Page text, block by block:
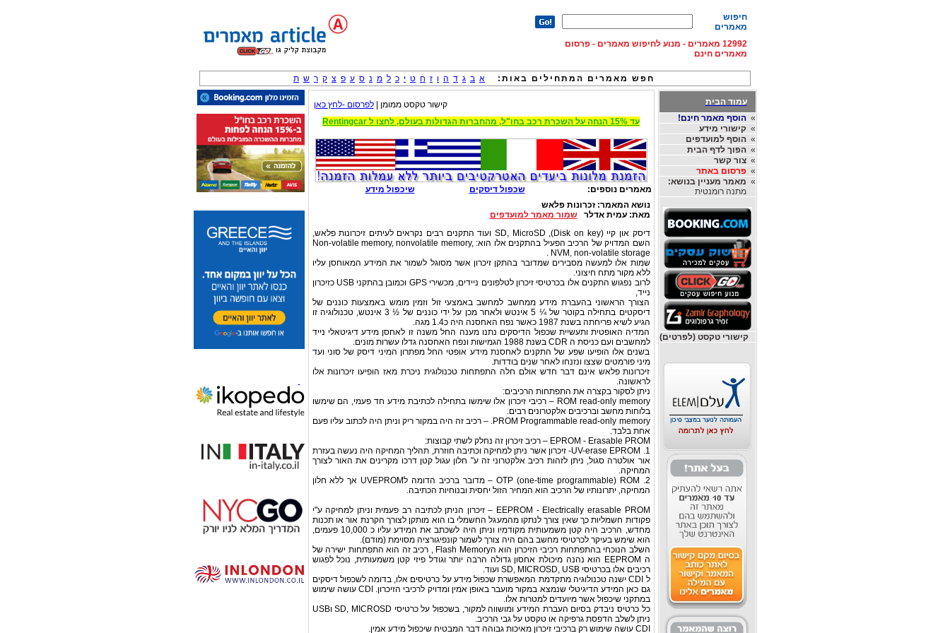
חיפוש
מאמרים
12992 מאמרים - מנוע לחיפוש מאמרים - פרסום
מאמרים חינם
חפש מאמרים המתחילים באות: א ב ג ד ה ו ז ח ט י כ ל מ נ ס ע פ צ ק ר ש ת
עמוד הבית
»הוסף מאמר חינם!
»קישורי מידע
»הוסף למועדפים
»הפוך לדף הבית
»צור קשר
»פרסום באתר
» מאמר מעניין בנושא:
מתנה רומנטית
קישורי טקסט (לפרטים)
קישור טקסט ממומן |לפרסום -לחץ כאן
עד 15% הנחה על השכרת רכב בחו"ל, מהחברות הגדולות בעולם, לחצו ל Rentingcar
מאמרים נוספים: שכפול דיסקים
שיכפול מידע
נושא המאמר:זכרונות פלאש
מאת:עמית אדלרשמור מאמר למועדפים
דיסק און קיי (Disk on key), SD, MicroSD ועוד התקנים רבים נקראים לעיתים זיכרונות פלאש,
השם המדויק של הרכיב הפעיל בהתקנים אלו הוא: Non-volatile memory, nonvolatile memory,
NVM, non-volatile storage .
שמות אלו למעשה מסבירים שמדובר בהתקן זיכרון אשר מסוגל לשמור את המידע המאוחסן עליו
ללא מקור מתח חיצוני.
לרוב נפגוש התקנים אלו בכרטיסי זיכרון לטלפונים ניידים, מכשירי GPS וכמובן בהתקני USB כזיכרון
נייד,
הצורך הראשוני בהעברת מידע ממחשב למחשב באמצעי זול וזמין מומש באמצעות כוננים של
דיסקטים בתחילה בקוטר של ¼ 5 אינטש ולאחר מכן על ידי כוננים של ½ 3 אינטש, טכנולוגיה זו
הגיע לשיא פריחתה בשנת 1987 כאשר נפח האחסנה היה כ1.4 מגה.
המדיה האופטית ותעשיית שכפול הדיסקים נתנו מענה החל משנה זו לאחסן מידע דיגיטאלי נייד
למחשבים ועם כניסת ה CDR בשנת 1988 הגמישות ונפח האחסנה גדלו עשרות מונים.
בשנים אלו הופיעו שפע של התקנים לאחסנת מידע אופטי החל מפתרון המיני דיסק של סוני ועד
מיני פורמטים שצצו ונזנחו לאחר שנים בודדות.
זיכרונות פלאש אינם דבר חדש אולם חלה התפתחות טכנולוגית ניכרת מאז הופיעו זיכרונות אלו
לראשונה.
ניתן לסקור בקצרה את התפתחות הרכיבים:
ROM read-only memory – רכיבי זיכרון אלו שימשו בתחילה לכתיבת מידע חד פעמי, הם שימשו
בלוחות מחשב וברכיבים אלקטרונים רבים.
PROM Programmable read-only memory. – רכיב זה היה במקור ריק וניתן היה לכתוב עליו פעם
אחת בלבד.
EPROM - Erasable PROM – רכיב זיכרון זה נחלק לשתי קבוצות:
1. UV-erase EPROM- זיכרון אשר ניתן למחיקה וכתיבה חוזרת, תהליך המחיקה היה נעשה בעזרת
אור אולטרה סגול, ניתן לזהות רכיב אלקטרוני זה ע" חלון עגול קטן דרכו מקרינים את האור לצורך
המחיקה.
2. OTP (one-time programmable) ROM – מדובר ברכיב הדומה לUVEPROM אך ללא חלון
המחיקה, יתרונותיו של הרכיב הוא המחיר הזול יחסית ובנוחיות הכתיבה.
EEPROM - Electrically erasable PROM – זיכרון הניתן לכתיבה רב פעמית וניתן למחיקה ע"י
פקודות חשמליות כך שאין צורך לנתקו מהמעגל החשמלי בו הוא מותקן לצורך הקרנת אור או תכנות
מחדש, הרכיב היה קטן משמעותית מקודמיו וניתן היה לשכתב את המידע עליו כ 10,000 פעמים,
הוא שימש בעיקר לכרטיסי מחשב בהם היה צורך לשמור קונפיגורציה מסוימת (מודם).
השלב הנוכחי בהתפתחות רכיבי הזיכרון הוא הFlash Memory , רכיב זה הוא התפתחות ישירה של
ה EEPROM הוא נהנה מיכולת אחסון גדולה הרבה יותר וגודל פיזי קטן משמעותית, נוכל לפגוש
רכיבים אלו בכרטיסי SD, MICROSD, USB ועוד.
ל CDI ישנה טכנולוגיה מתקדמת המאפשרת שכפול מידע על כרטיסים אלו, בדומה לשכפול דיסקים
גם כאן המידע הדיגיטלי שנמצא במקור מועבר באופן אמין ומדויק לרכיבי הזיכרון. CDI עושה שימוש
במתקני שיכפול אשר מיועדים למטרות אלו.
כל כרטיס ניבדק בסיום העברת המידע ומושווה למקור, בשכפול על כרטיסי SD, MICROSD וUSB
ניתן לשלב הדפסת גרפיקה או טקסט על גבי הרכיב.
CDI עושה שימוש רק ברכיבי זיכרון מאיכות גבוהה דבר המבטיח שיכפול מידע אמין.